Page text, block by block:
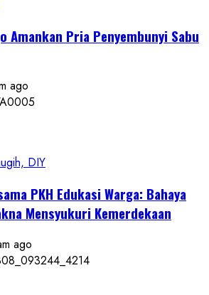
Amankan Pria Penyembunyi Sabu
ago
DIY
PKH Edukasi Warga: Bahaya
Mensyukuri Kemerdekaan
ago